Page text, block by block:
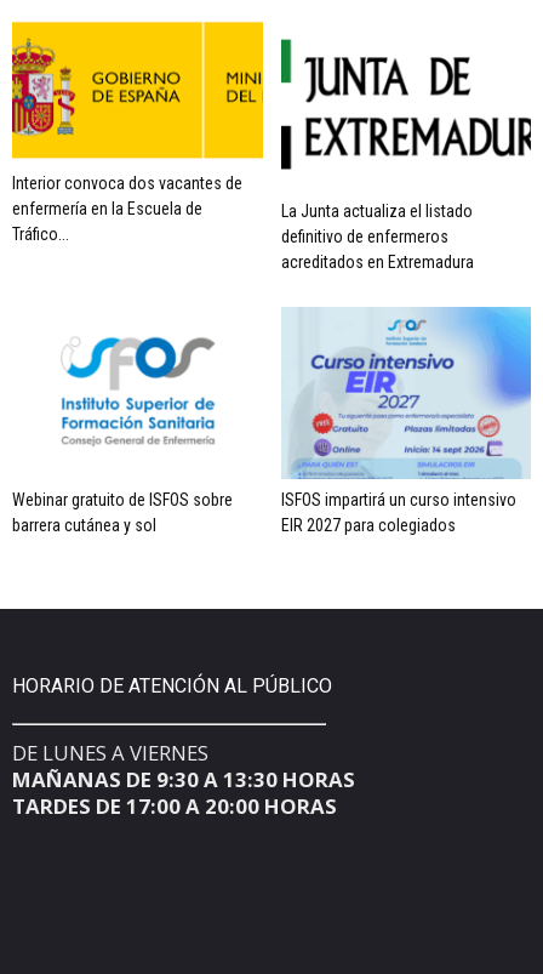
Interior convoca dos vacantes de
enfermería en la Escuela de
Tráfico...
La Junta actualiza el listado
definitivo de enfermeros
acreditados en Extremadura
Webinar gratuito de ISFOS sobre
barrera cutánea y sol
ISFOS impartirá un curso intensivo
EIR 2027 para colegiados
HORARIO DE ATENCIÓN AL PÚBLICO
DE LUNES A VIERNES
MAÑANAS DE 9:30 A 13:30 HORAS
TARDES DE 17:00 A 20:00 HORAS